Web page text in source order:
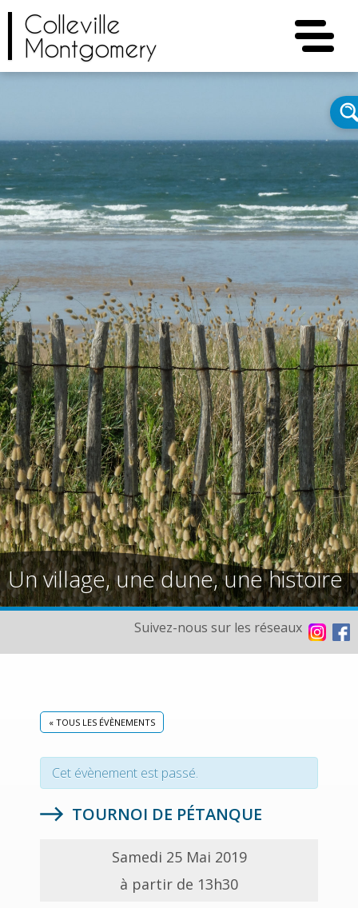
Colleville
Montgomery
Un village, une dune, une histoire
Suivez-nous sur les réseaux
« TOUS LES ÉVÈNEMENTS
Cet évènement est passé.
TOURNOI DE PÉTANQUE
Samedi 25 Mai 2019
à partir de 13h30